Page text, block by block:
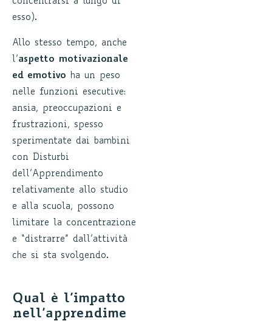
esso).
Allo stesso tempo, anche
l’aspetto motivazionale
ed emotivo ha un peso
nelle funzioni esecutive:
ansia, preoccupazioni e
frustrazioni, spesso
sperimentate dai bambini
con Disturbi
dell’Apprendimento
relativamente allo studio
e alla scuola, possono
limitare la concentrazione
e “distrarre” dall’attività
che si sta svolgendo.
Qual è l’impatto
nell’apprendime